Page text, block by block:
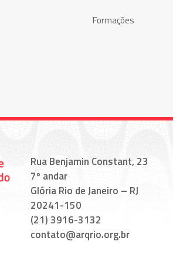
Formações
Rua Benjamin Constant, 23
7º andar
Glória Rio de Janeiro – RJ
20241-150
(21) 3916-3132
contato@arqrio.org.br